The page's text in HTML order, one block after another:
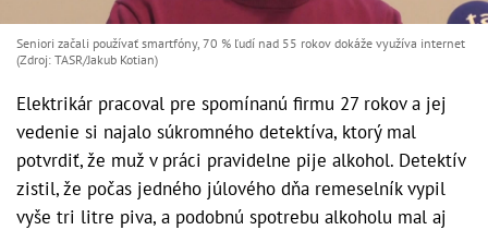
Seniori začali používať smartfóny, 70 % ľudí nad 55 rokov dokáže využíva internet
(Zdroj: TASR/Jakub Kotian)
Elektrikár pracoval pre spomínanú firmu 27 rokov a jej
vedenie si najalo súkromného detektíva, ktorý mal
potvrdiť, že muž v práci pravidelne pije alkohol. Detektív
zistil, že počas jedného júlového dňa remeselník vypil
vyše tri litre piva, a podobnú spotrebu alkoholu mal aj